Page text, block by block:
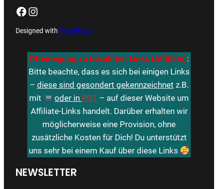
Facebook Instagram
Designed with WordPress
Offenlegung zu bezahlten Links (Affiliate):
Bitte beachte, dass es sich bei einigen Links
– diese sind gesondert gekennzeichnet z.B.
mit
oder in ROT – auf dieser Website um
Affiliate-Links handelt. Darüber erhalten wir
möglicherweise eine Provision, ohne
zusätzliche Kosten für Dich! Du unterstützt
uns sehr bei einem Kauf über diese Links
NEWSLETTER